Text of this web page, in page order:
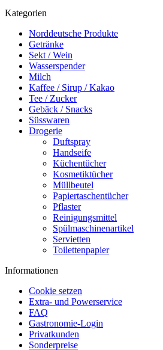
Kategorien
Norddeutsche Produkte
Getränke
Sekt / Wein
Wasserspender
Milch
Kaffee / Sirup / Kakao
Tee / Zucker
Gebäck / Snacks
Süsswaren
Drogerie
Duftspray
Handseife
Küchentücher
Kosmetiktücher
Müllbeutel
Papiertaschentücher
Pflaster
Reinigungsmittel
Spülmaschinenartikel
Servietten
Toilettenpapier
Informationen
Cookie setzen
Extra- und Powerservice
FAQ
Gastronomie-Login
Privatkunden
Sonderpreise